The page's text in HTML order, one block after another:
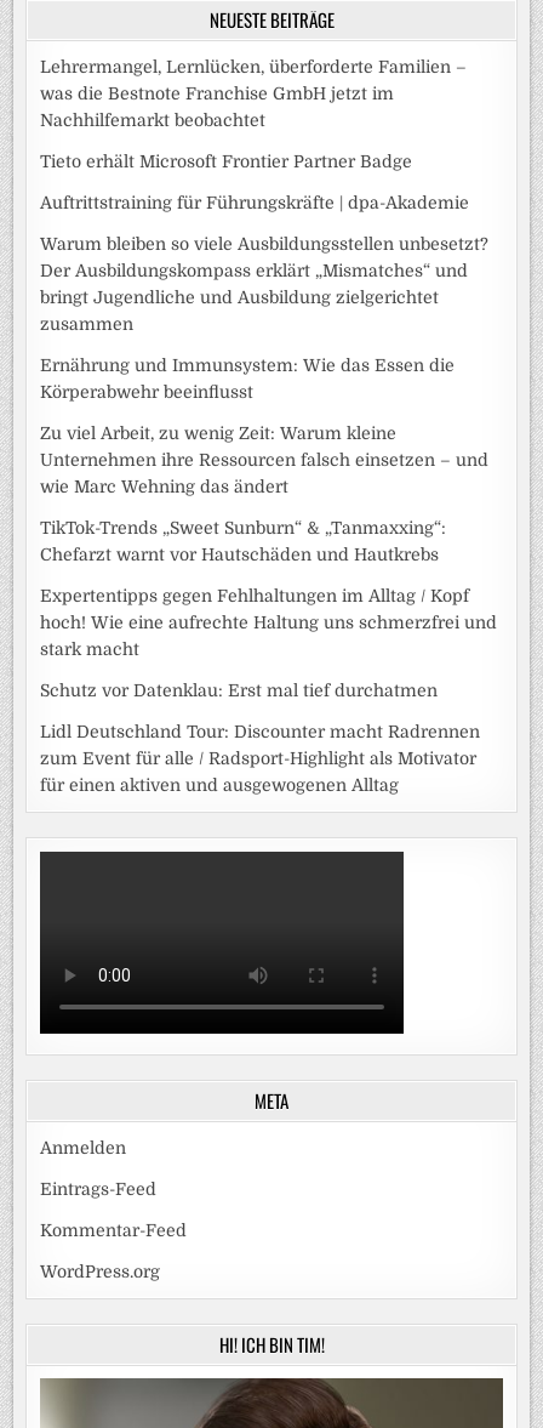
NEUESTE BEITRÄGE
Lehrermangel, Lernlücken, überforderte Familien –
was die Bestnote Franchise GmbH jetzt im
Nachhilfemarkt beobachtet
Tieto erhält Microsoft Frontier Partner Badge
Auftrittstraining für Führungskräfte | dpa-Akademie
Warum bleiben so viele Ausbildungsstellen unbesetzt?
Der Ausbildungskompass erklärt „Mismatches“ und
bringt Jugendliche und Ausbildung zielgerichtet
zusammen
Ernährung und Immunsystem: Wie das Essen die
Körperabwehr beeinflusst
Zu viel Arbeit, zu wenig Zeit: Warum kleine
Unternehmen ihre Ressourcen falsch einsetzen – und
wie Marc Wehning das ändert
TikTok-Trends „Sweet Sunburn“ & „Tanmaxxing“:
Chefarzt warnt vor Hautschäden und Hautkrebs
Expertentipps gegen Fehlhaltungen im Alltag / Kopf
hoch! Wie eine aufrechte Haltung uns schmerzfrei und
stark macht
Schutz vor Datenklau: Erst mal tief durchatmen
Lidl Deutschland Tour: Discounter macht Radrennen
zum Event für alle / Radsport-Highlight als Motivator
für einen aktiven und ausgewogenen Alltag
META
Anmelden
Eintrags-Feed
Kommentar-Feed
WordPress.org
HI! ICH BIN TIM!